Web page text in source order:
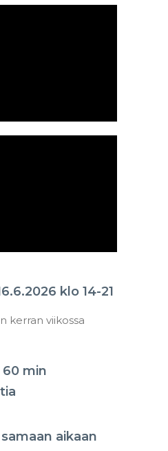
klo 14-21
kerran viikossa
min
aikaan